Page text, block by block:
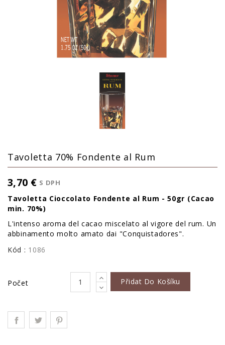
Tavoletta 70% Fondente al Rum
3,70 € S DPH
Tavoletta Cioccolato Fondente al Rum - 50gr (Cacao
min. 70%)
L'intenso aroma del cacao miscelato al vigore del rum. Un
abbinamento molto amato dai "Conquistadores".
Kód : 1086
Počet Přidat Do Košíku